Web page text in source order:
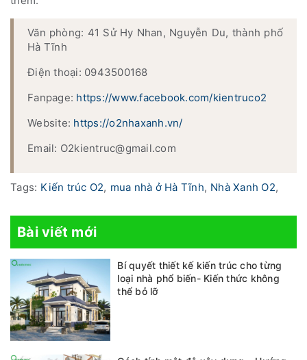
Văn phòng: 41 Sử Hy Nhan, Nguyễn Du, thành phố
Hà Tĩnh
Điện thoại: 0943500168
Fanpage: https://www.facebook.com/kientruco2
Website: https://o2nhaxanh.vn/
Email: O2kientruc@gmail.com
Tags: Kiến trúc O2, mua nhà ở Hà Tĩnh, Nhà Xanh O2,
Bài viết mới
Bí quyết thiết kế kiến trúc cho từng
loại nhà phổ biến- Kiến thức không
thể bỏ lỡ